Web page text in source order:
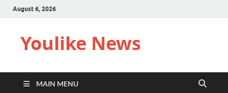
August 6, 2026
Youlike News
MAIN MENU